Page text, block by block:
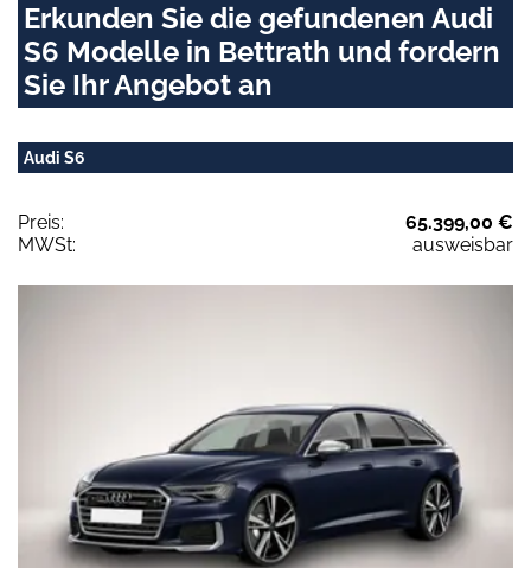
Erkunden Sie die gefundenen Audi
S6 Modelle in Bettrath und fordern
Sie Ihr Angebot an
Audi S6
Preis:
65.399,00 €
MWSt:
ausweisbar